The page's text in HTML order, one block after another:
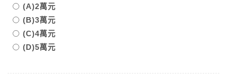
(A)2萬元
(B)3萬元
(C)4萬元
(D)5萬元